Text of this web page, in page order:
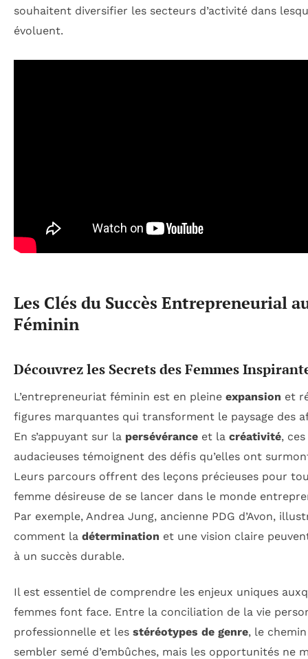
souhaitent diversifier les secteurs d’activité dans
évoluent.
Les Clés du Succès Entrepreneurial
Féminin
Découvrez les Secrets des Femmes
L’entrepreneuriat féminin est en pleine expansion et
figures marquantes qui transforment le paysage des
En s’appuyant sur la persévérance et la créativité,
audacieuses témoignent des défis qu’elles ont
Leurs parcours offrent des leçons précieuses pour
femme désireuse de se lancer dans le monde
Par exemple, Andrea Jung, ancienne PDG d’Avon,
comment la détermination et une vision claire
à un succès durable.
Il est essentiel de comprendre les enjeux uniques
femmes font face. Entre la conciliation de la vie
professionnelle et les stéréotypes de genre, le
sembler semé d’embûches, mais les opportunités ne